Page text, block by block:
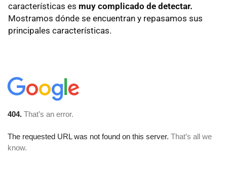
características es muy complicado de detectar.
Mostramos dónde se encuentran y repasamos sus
principales características.